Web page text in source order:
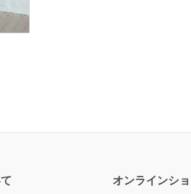
オンラインシ